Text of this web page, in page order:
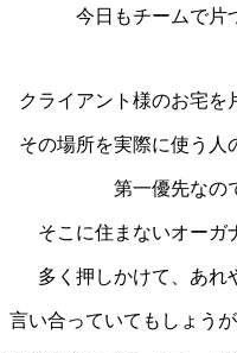
今日もチームで片
クライアント様のお宅を
その場所を実際に使う人
第一優先なの
そこに住まないオーガ
多く押しかけて、あれ
言い合っていてもしょう